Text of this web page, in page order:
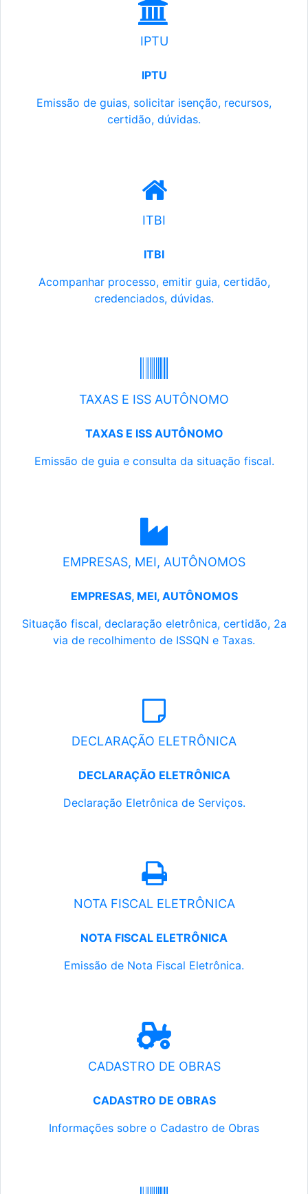
IPTU
IPTU
Emissão de guias, solicitar isenção, recursos,
certidão, dúvidas.
ITBI
ITBI
Acompanhar processo, emitir guia, certidão,
credenciados, dúvidas.
TAXAS E ISS AUTÔNOMO
TAXAS E ISS AUTÔNOMO
Emissão de guia e consulta da situação fiscal.
EMPRESAS, MEI, AUTÔNOMOS
EMPRESAS, MEI, AUTÔNOMOS
Situação fiscal, declaração eletrônica, certidão, 2a
via de recolhimento de ISSQN e Taxas.
DECLARAÇÃO ELETRÔNICA
DECLARAÇÃO ELETRÔNICA
Declaração Eletrônica de Serviços.
NOTA FISCAL ELETRÔNICA
NOTA FISCAL ELETRÔNICA
Emissão de Nota Fiscal Eletrônica.
CADASTRO DE OBRAS
CADASTRO DE OBRAS
Informações sobre o Cadastro de Obras